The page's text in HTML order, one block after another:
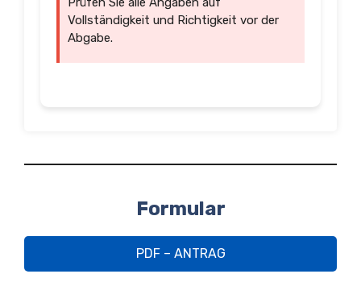
Vollständigkeit und Richtigkeit vor der
Abgabe.
Formular
PDF – ANTRAG